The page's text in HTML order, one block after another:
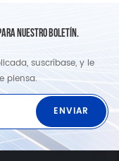
NUESTRO BOLETÍN.
suscríbase, y le
piensa.